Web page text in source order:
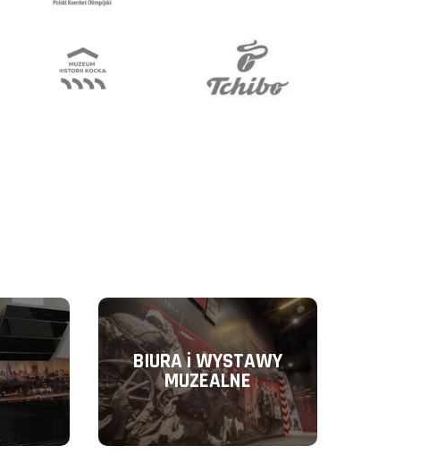
BIURA i WYSTAWY
MUZEALNE